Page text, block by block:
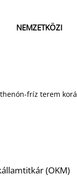
NEMZETKÖZI
fríz terem
(OKM)